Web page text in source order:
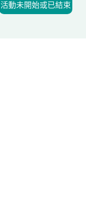
活動未開始或已結束